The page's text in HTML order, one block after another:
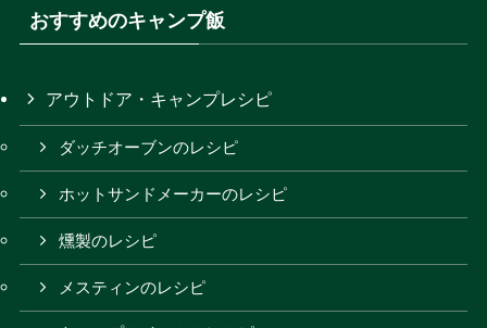
おすすめのキャンプ飯
アウトドア・キャンプレシピ
ダッチオーブンのレシピ
ホットサンドメーカーのレシピ
燻製のレシピ
メスティンのレシピ